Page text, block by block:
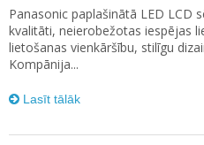
Panasonic paplašinātā LED LCD
kvalitāti, neierobežotas iespējas
lietošanas vienkāršību, stilīgu
Kompānija...
Lasīt tālāk